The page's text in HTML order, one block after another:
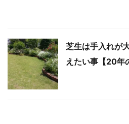
芝生は手入れが
えたい事【20年